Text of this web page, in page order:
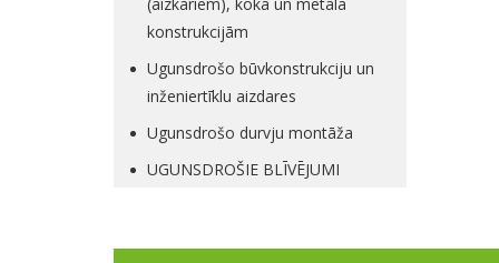
konstrukcijām
Ugunsdrošo būvkonstrukciju un
inženiertīklu aizdares
Ugunsdrošo durvju montāža
UGUNSDROŠIE BLĪVĒJUMI